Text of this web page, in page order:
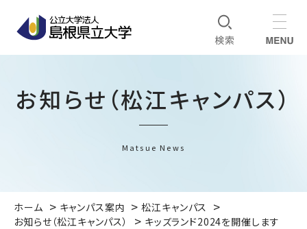
お知らせ（松江キャンパス）
Matsue News
ホーム キャンパス案内
松江キャンパス
お知らせ（松江キャンパス）
キッズランド2024を開催します